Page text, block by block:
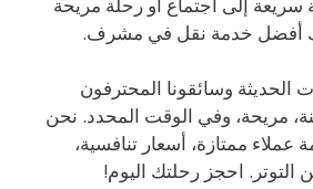
أفضل خدمة نقل في مشرف.
الحديثة وسائقونا المحترفون
مريحة، وفي الوقت المحدد. نحن
عملاء ممتازة، أسعار تنافسية،
التوتر. احجز رحلتك اليوم!